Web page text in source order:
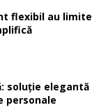
flexibil au limite
soluție elegantă
personale